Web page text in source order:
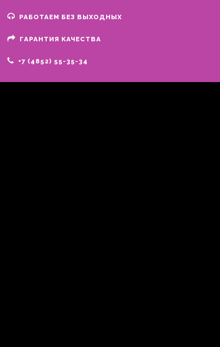
РАБОТАЕМ БЕЗ ВЫХОДНЫХ
ГАРАНТИЯ КАЧЕСТВА
+7 (4852) 55-35-34